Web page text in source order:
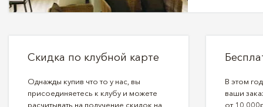
Скидка по клубной карте
Однажды купив что то у нас, вы
присоединяетесь к клубу и можете
расчитывать на получение скидок на
В этом
ваши
от 10